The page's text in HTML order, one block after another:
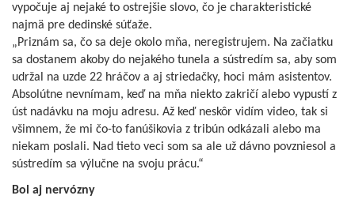
vypočuje aj nejaké to ostrejšie slovo, čo je charakteristické
najmä pre dedinské súťaže.
„Priznám sa, čo sa deje okolo mňa, neregistrujem. Na začiatku
sa dostanem akoby do nejakého tunela a sústredím sa, aby som
udržal na uzde 22 hráčov a aj striedačky, hoci mám asistentov.
Absolútne nevnímam, keď na mňa niekto zakričí alebo vypustí z
úst nadávku na moju adresu. Až keď neskôr vidím video, tak si
všimnem, že mi čo-to fanúšikovia z tribún odkázali alebo ma
niekam poslali. Nad tieto veci som sa ale už dávno povzniesol a
sústredím sa výlučne na svoju prácu.“
Bol aj nervózny